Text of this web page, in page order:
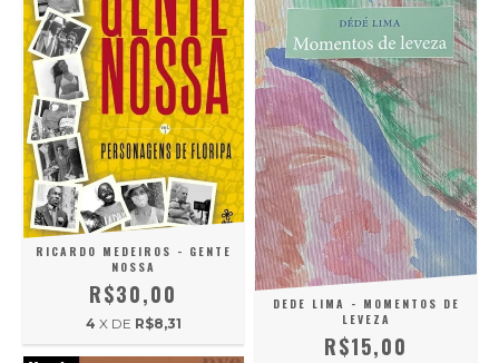
RICARDO MEDEIROS - GENTE
NOSSA
R$30,00
4 X DE R$8,31
DEDE LIMA - MOMENTOS DE
LEVEZA
R$15,00